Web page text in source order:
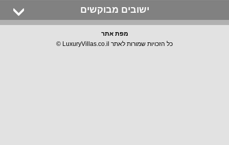
ישובים מבוקשים
מפת אתר
כל הזכויות שמורות לאתר LuxuryVillas.co.il ©